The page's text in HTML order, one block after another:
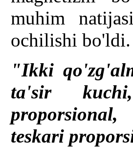
muhim
ochilishi bo'ldi.
"Ikki
ta'sir
teskari